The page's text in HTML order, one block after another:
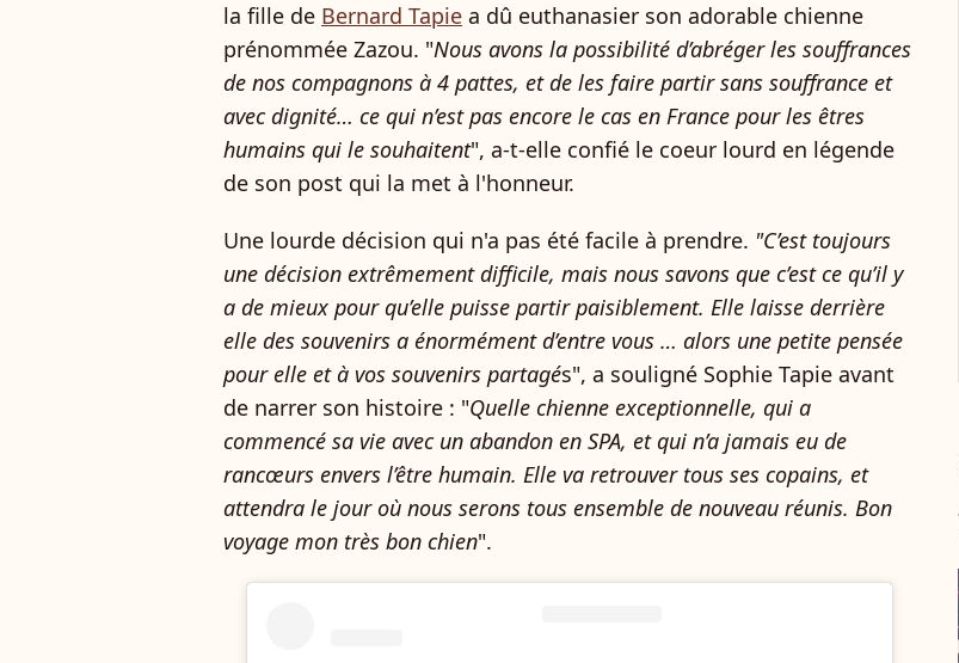
la fille de Bernard Tapie a dû euthanasier son adorable chienne
prénommée Zazou. "Nous avons la possibilité d’abréger les souffrances
de nos compagnons à 4 pattes, et de les faire partir sans souffrance et
avec dignité… ce qui n’est pas encore le cas en France pour les êtres
humains qui le souhaitent", a-t-elle confié le coeur lourd en légende
de son post qui la met à l'honneur.
Une lourde décision qui n'a pas été facile à prendre. "C’est toujours
une décision extrêmement difficile, mais nous savons que c’est ce qu’il y
a de mieux pour qu’elle puisse partir paisiblement. Elle laisse derrière
elle des souvenirs a énormément d’entre vous … alors une petite pensée
pour elle et à vos souvenirs partagés", a souligné Sophie Tapie avant
de narrer son histoire : "Quelle chienne exceptionnelle, qui a
commencé sa vie avec un abandon en SPA, et qui n’a jamais eu de
rancœurs envers l’être humain. Elle va retrouver tous ses copains, et
attendra le jour où nous serons tous ensemble de nouveau réunis. Bon
voyage mon très bon chien".